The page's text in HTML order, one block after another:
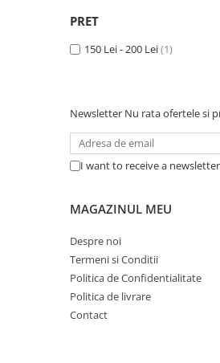
Imprimante Matriciale
Accesorii Imprimante & Scannere
Consumabile & Filamente 3D
Cerneală & Cap de Printare
Imprimante Large Format Printer
Accesorii Large Format
PRET
150 Lei - 200 Lei(1)
Newsletter Nu rata ofertele si
I want to receive a
MAGAZINUL MEU
Despre noi
Termeni si Conditii
Politica de Confidentialitate
Politica de livrare
Contact